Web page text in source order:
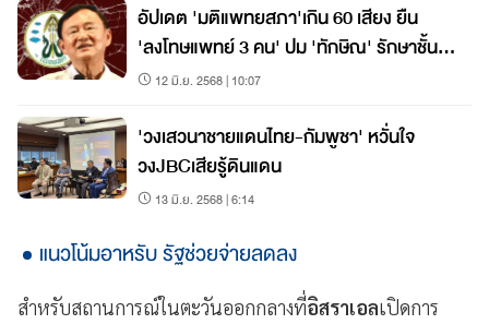
อัปเดต 'มติแพทยสภา'เกิน 60 เสียง ยืน
'ลงโทษแพทย์ 3 คน' ปม 'ทักษิณ' รักษาชั้น
1412 มิ.ย. 2568 | 10:07
'วงเสวนาชายแดนไทย-กัมพูชา' หวั่นใจ
วงJBCเสียรู้ดินแดน
13 มิ.ย. 2568 | 6:14
แนวโน้มอาหรับ รัฐช่วยจ่ายลดลง
สำหรับสถานการณ์ในตะวันออกกลางที่อิสราเอลเปิดการ